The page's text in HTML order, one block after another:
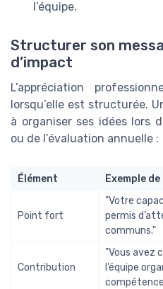
l’équipe.
Structurer son
d’impact
L’appréciation
lorsqu’elle est structurée.
à organiser ses idées lors
ou de l’évaluation annuelle :
Élément Exemple
Point fort
"Votre
permis
communs."
Contribution
"Vous avez
l’équipe